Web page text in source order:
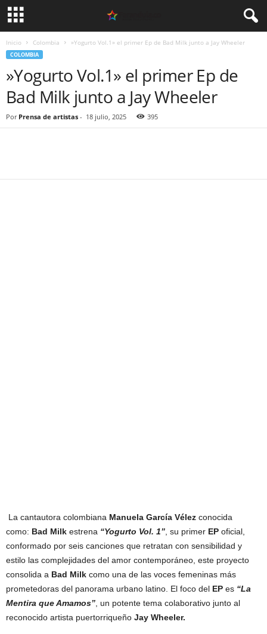
Inicio Colombia »Yogurto Vol.1» el primer Ep de Bad Milk junto a Jay Wheeler
COLOMBIA
»Yogurto Vol.1» el primer Ep de
Bad Milk junto a Jay Wheeler
Por Prensa de artistas - 18 julio, 2025 395
La cantautora colombiana Manuela García Vélez conocida
como: Bad Milk estrena “Yogurto Vol. 1” , su primer EP oficial,
conformado por seis canciones que retratan con sensibilidad y
estilo las complejidades del amor contemporáneo, este proyecto
consolida a Bad Milk como una de las voces femeninas más
prometedoras del panorama urbano latino. El foco del EP es “La
Mentira que Amamos” , un potente tema colaborativo junto al
reconocido artista puertorriqueño Jay Wheeler.